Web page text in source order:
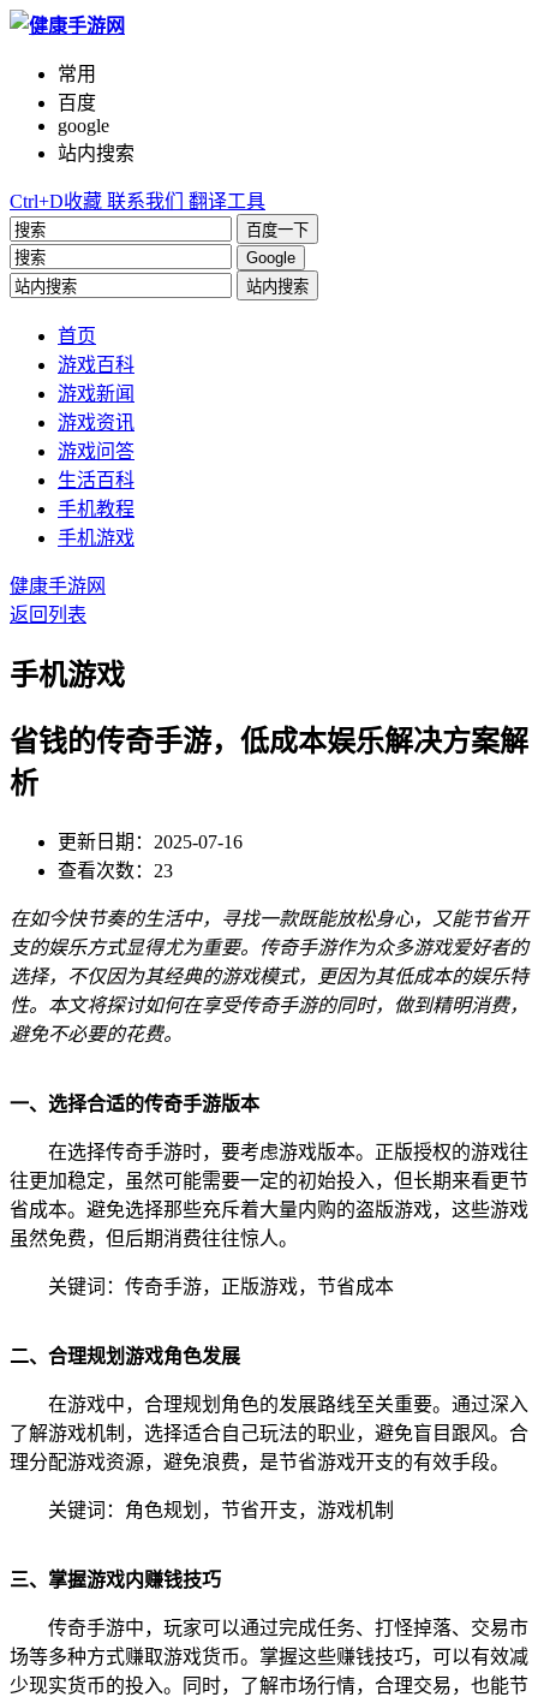
常用
百度
google
站内搜索
Ctrl+D收藏 联系我们 翻译工具
百度一下
Google
站内搜索
首页
游戏百科
游戏新闻
游戏资讯
游戏问答
生活百科
手机教程
手机游戏
健康手游网
返回列表
手机游戏
省钱的传奇手游，低成本娱乐解决方案解
析
更新日期：2025-07-16
查看次数：23
在如今快节奏的生活中，寻找一款既能放松身心，又能节省开
支的娱乐方式显得尤为重要。传奇手游作为众多游戏爱好者的
选择，不仅因为其经典的游戏模式，更因为其低成本的娱乐特
性。本文将探讨如何在享受传奇手游的同时，做到精明消费，
避免不必要的花费。
一、选择合适的传奇手游版本
在选择传奇手游时，要考虑游戏版本。正版授权的游戏往
往更加稳定，虽然可能需要一定的初始投入，但长期来看更节
省成本。避免选择那些充斥着大量内购的盗版游戏，这些游戏
虽然免费，但后期消费往往惊人。
关键词：传奇手游，正版游戏，节省成本
二、合理规划游戏角色发展
在游戏中，合理规划角色的发展路线至关重要。通过深入
了解游戏机制，选择适合自己玩法的职业，避免盲目跟风。合
理分配游戏资源，避免浪费，是节省游戏开支的有效手段。
关键词：角色规划，节省开支，游戏机制
三、掌握游戏内赚钱技巧
传奇手游中，玩家可以通过完成任务、打怪掉落、交易市
场等多种方式赚取游戏货币。掌握这些赚钱技巧，可以有效减
少现实货币的投入。同时，了解市场行情，合理交易，也能节